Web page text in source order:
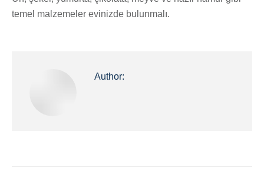
temel malzemeler evinizde bulunmalı.
Author: